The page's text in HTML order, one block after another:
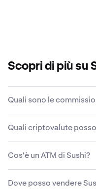
Scopri di più su
Quali sono le
basata su condizioni di
tipo di asset e
sulla struttura di
Quali criptovalute
oltre 200 criptovalute,
Cos'è un ATM di Sushi?
criptovalute, è un
Dove posso vendere